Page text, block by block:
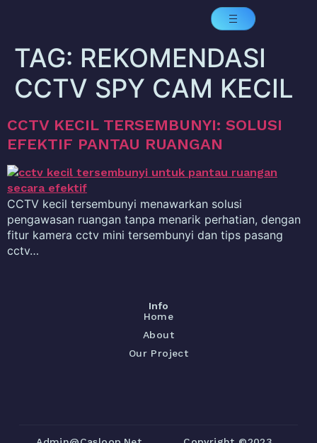
TAG: REKOMENDASI
CCTV SPY CAM KECIL
CCTV KECIL TERSEMBUNYI: SOLUSI
EFEKTIF PANTAU RUANGAN
CCTV kecil tersembunyi menawarkan solusi
pengawasan ruangan tanpa menarik perhatian, dengan
fitur kamera cctv mini tersembunyi dan tips pasang
cctv…
Info
Home
About
Our Project